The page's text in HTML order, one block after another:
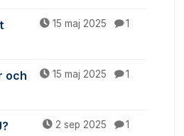
15 maj 2025 1
och
15 maj 2025 1
2 sep 2025 1